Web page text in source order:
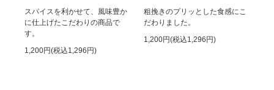
スパイスを利かせて、風味豊か
に仕上げたこだわりの商品で
す。
1,200円(税込1,296円)
粗挽きのプリッとした食感にこ
だわりました。
1,200円(税込1,296円)